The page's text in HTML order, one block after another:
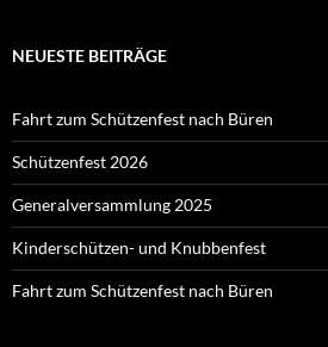
NEUESTE BEITRÄGE
Fahrt zum Schützenfest nach Büren
Schützenfest 2026
Generalversammlung 2025
Kinderschützen- und Knubbenfest
Fahrt zum Schützenfest nach Büren